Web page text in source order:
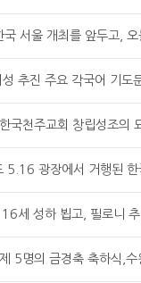
성 추진 주요 각국어 기